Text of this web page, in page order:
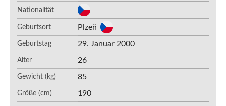
Nationalität
Geburtsort Plzeň
Geburtstag 29. Januar 2000
Alter 26
Gewicht (kg) 85
Größe (cm) 190